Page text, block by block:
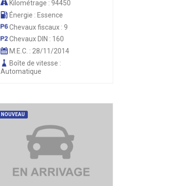
Kilométrage : 94450
Énergie : Essence
Chevaux fiscaux : 9
Chevaux DIN : 160
M.E.C. : 28/11/2014
Boîte de vitesse :
Automatique
NOUVEAU